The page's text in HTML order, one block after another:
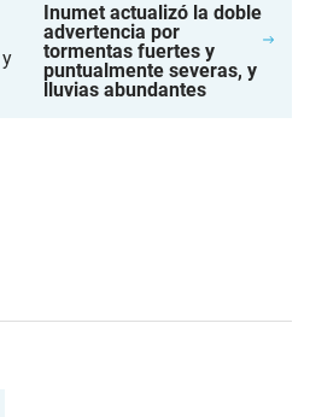
Inumet actualizó la doble
advertencia por
tormentas fuertes y
puntualmente severas, y
lluvias abundantes